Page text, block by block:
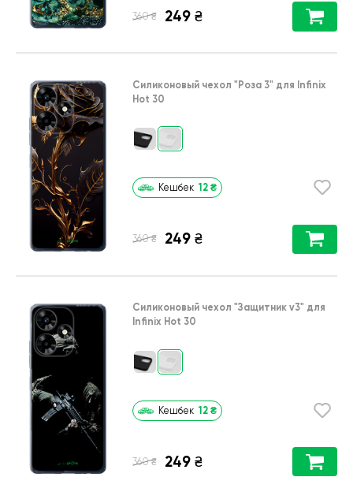
360 ₴ 249 ₴
Силиконовый чехол "Роза 3" для Infinix
Hot 30
Кешбек 12 ₴
360 ₴ 249 ₴
Силиконовый чехол "Защитник v3" для
Infinix Hot 30
Кешбек 12 ₴
360 ₴ 249 ₴